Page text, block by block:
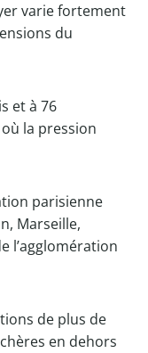
varie fortement
du
et à 76
la pression
parisienne
Marseille,
l’agglomération
de plus de
en dehors